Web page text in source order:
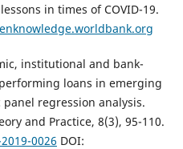
in times of COVID-19.
institutional and bank-
loans in emerging
regression analysis.
and Practice, 8(3), 95-110.
0026 DOI: